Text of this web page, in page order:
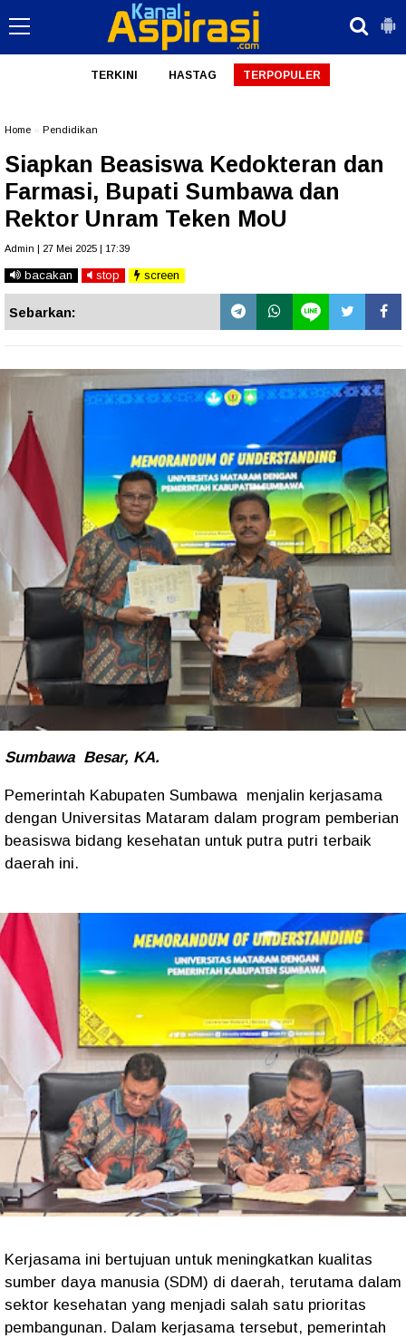
TERKINI HASTAG TERPOPULER
Home Pendidikan
Siapkan Beasiswa Kedokteran dan
Farmasi, Bupati Sumbawa dan
Rektor Unram Teken MoU
Admin | 27 Mei 2025 | 17:39
bacakan stop screen
Sebarkan:
Sumbawa Besar, KA.
Pemerintah Kabupaten Sumbawa menjalin kerjasama
dengan Universitas Mataram dalam program pemberian
beasiswa bidang kesehatan untuk putra putri terbaik
daerah ini.
Kerjasama ini bertujuan untuk meningkatkan kualitas
sumber daya manusia (SDM) di daerah, terutama dalam
sektor kesehatan yang menjadi salah satu prioritas
pembangunan. Dalam kerjasama tersebut, pemerintah